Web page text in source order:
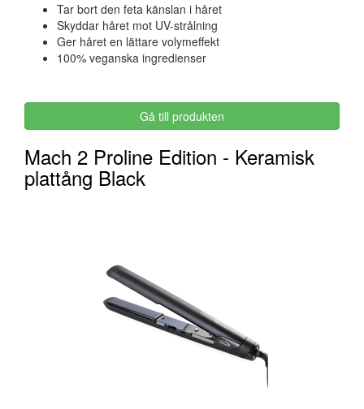
Tar bort den feta känslan i håret
Skyddar håret mot UV-strålning
Ger håret en lättare volymeffekt
100% veganska ingredienser
Gå till produkten
Mach 2 Proline Edition - Keramisk
plattång Black